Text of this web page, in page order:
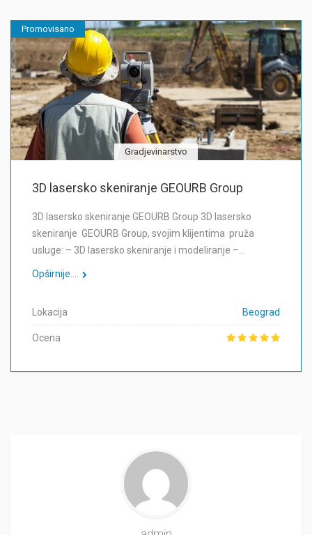
Promovisano
Gradjevinarstvo
3D lasersko skeniranje GEOURB Group
3D lasersko skeniranje GEOURB Group 3D lasersko
skeniranje GEOURB Group, svojim klijentima pruža
usluge: – 3D lasersko skeniranje i modeliranje –…
Opširnije....
Lokacija Beograd
Ocena